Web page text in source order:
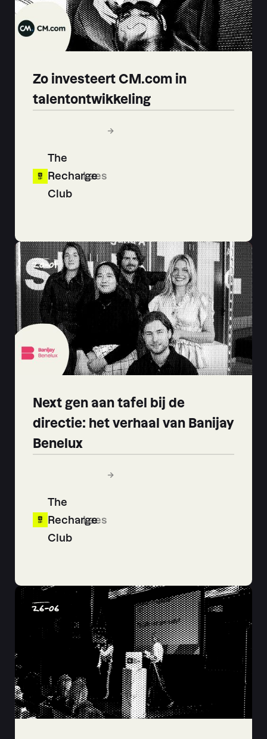
Zo investeert CM.com in
talentontwikkeling
The
Recharge
Club
Lees
Next gen aan tafel bij de
directie: het verhaal van Banijay
Benelux
The
Recharge
Club
Lees
20-01
26-06